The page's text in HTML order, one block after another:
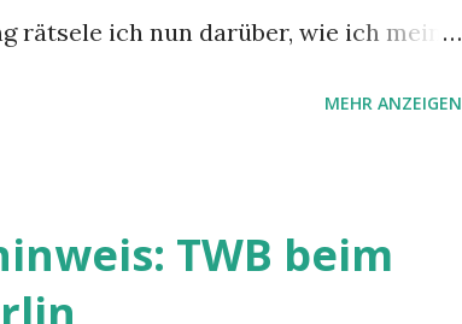
rätsele ich nun darüber, wie ich meine
MEHR ANZEIGEN
TWB beim